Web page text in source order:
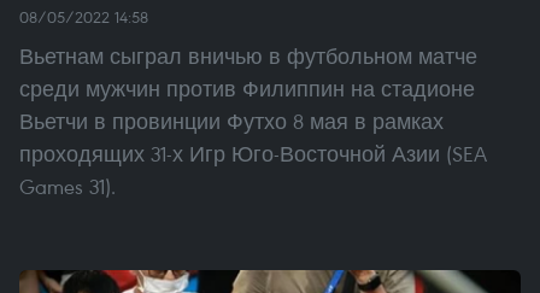
08/05/2022 14:58
Вьетнам сыграл вничью в футбольном матче
среди мужчин против Филиппин на стадионе
Вьетчи в провинции Футхо 8 мая в рамках
проходящих 31-х Игр Юго-Восточной Азии (SEA
Games 31).